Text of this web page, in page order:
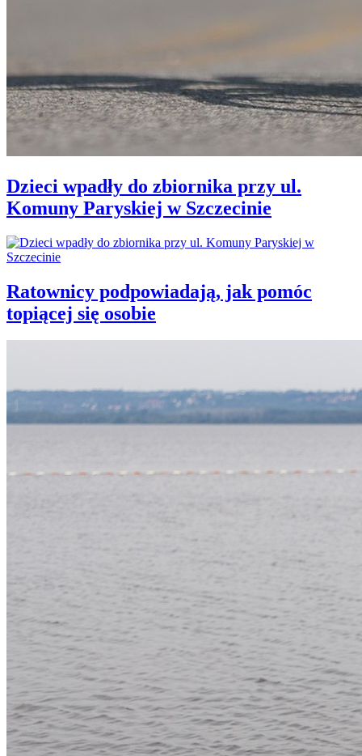
Dzieci wpadły do zbiornika przy ul.
Komuny Paryskiej w Szczecinie
Ratownicy podpowiadają, jak pomóc
topiącej się osobie